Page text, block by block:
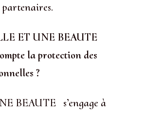
partenaires.
ET UNE BEAUTE
la protection des
?
BEAUTE s’engage à